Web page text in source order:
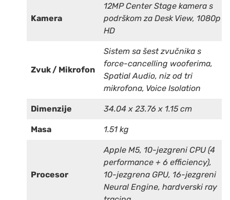
Kamera
12MP Center Stage kamera s
podrškom za Desk View, 1080p
HD
Zvuk / Mikrofon
Sistem sa šest zvučnika s
force-cancelling wooferima,
Spatial Audio, niz od tri
mikrofona, Voice Isolation
Dimenzije 34.04 x 23.76 x 1.15 cm
Masa 1.51 kg
Procesor
Apple M5, 10-jezgreni CPU (4
performance + 6 efficiency),
10-jezgrena GPU, 16-jezgreni
Neural Engine, hardverski ray